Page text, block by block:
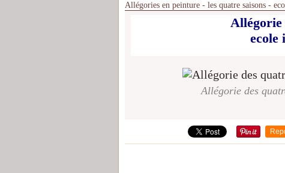
Allégories en peinture - les quatre saisons -
Allégorie
ecole
Allégorie des